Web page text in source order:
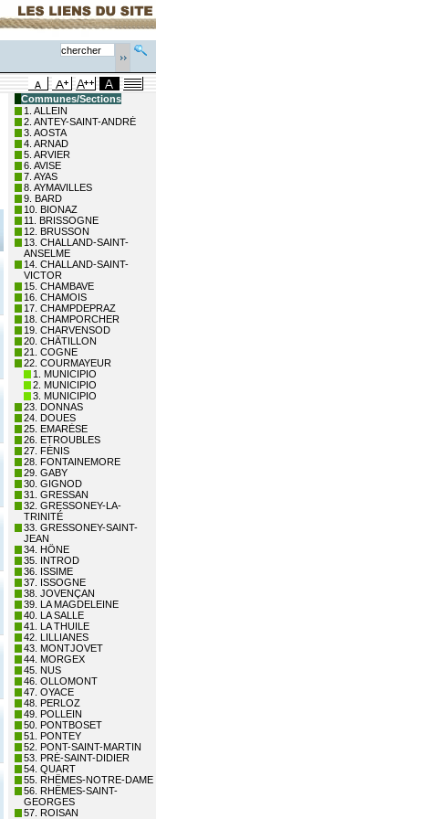
Communes/Sections
1. ALLEIN
2. ANTEY-SAINT-ANDRÉ
3. AOSTA
4. ARNAD
5. ARVIER
6. AVISE
7. AYAS
8. AYMAVILLES
9. BARD
10. BIONAZ
11. BRISSOGNE
12. BRUSSON
13. CHALLAND-SAINT-
ANSELME
14. CHALLAND-SAINT-
VICTOR
15. CHAMBAVE
16. CHAMOIS
17. CHAMPDEPRAZ
18. CHAMPORCHER
19. CHARVENSOD
20. CHÂTILLON
21. COGNE
22. COURMAYEUR
1. MUNICIPIO
2. MUNICIPIO
3. MUNICIPIO
23. DONNAS
24. DOUES
25. EMARÈSE
26. ETROUBLES
27. FÉNIS
28. FONTAINEMORE
29. GABY
30. GIGNOD
31. GRESSAN
32. GRESSONEY-LA-
TRINITÉ
33. GRESSONEY-SAINT-
JEAN
34. HÔNE
35. INTROD
36. ISSIME
37. ISSOGNE
38. JOVENÇAN
39. LA MAGDELEINE
40. LA SALLE
41. LA THUILE
42. LILLIANES
43. MONTJOVET
44. MORGEX
45. NUS
46. OLLOMONT
47. OYACE
48. PERLOZ
49. POLLEIN
50. PONTBOSET
51. PONTEY
52. PONT-SAINT-MARTIN
53. PRÉ-SAINT-DIDIER
54. QUART
55. RHÊMES-NOTRE-DAME
56. RHÊMES-SAINT-
GEORGES
57. ROISAN